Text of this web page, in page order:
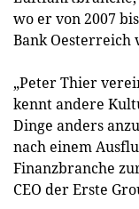
wo er von 2007
Bank
„Peter Thier
kennt andere
Dinge anders
nach einem
Finanzbranche
CEO der Erste